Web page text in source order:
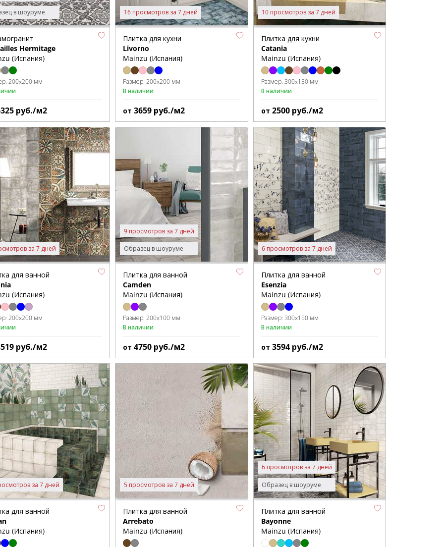
в шоуруме
Hermitage
(Испания)
200x200 мм
руб./м2
16 просмотров за 7 дней
Плитка для кухни
Livorno
Mainzu (Испания)
Размер:200x200 мм
В наличии
от3659 руб./м2
10 просмотров за 7 дней
Плитка для кухни
Catania
Mainzu (Испания)
Размер: 300x150 мм
В наличии
от 2500 руб./м2
за 7 дней
для ванной
(Испания)
200x200 мм
руб./м2
Образец в шоуруме
9 просмотров за 7 дней
Плитка для ванной
Camden
Mainzu (Испания)
Размер:200x100 мм
В наличии
от4750 руб./м2
6 просмотров за 7 дней
Плитка для ванной
Esenzia
Mainzu (Испания)
Размер: 300x150 мм
В наличии
от 3594 руб./м2
за 7 дней
для ванной
(Испания)
5 просмотров за 7 дней
Плитка для ванной
Arrebato
Mainzu (Испания)
Образец в шоуруме
6 просмотров за 7 дней
Плитка для ванной
Bayonne
Mainzu (Испания)